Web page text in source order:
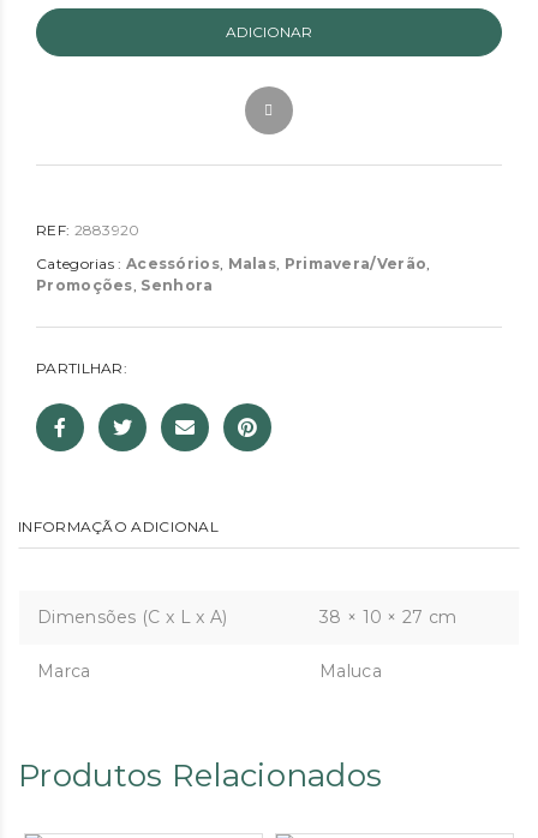
ADICIONAR
REF: 2883920
Categorias : Acessórios, Malas, Primavera/Verão,
Promoções, Senhora
PARTILHAR:
INFORMAÇÃO ADICIONAL
Dimensões (C x L x A) 38 × 10 × 27 cm
Marca Maluca
Produtos Relacionados